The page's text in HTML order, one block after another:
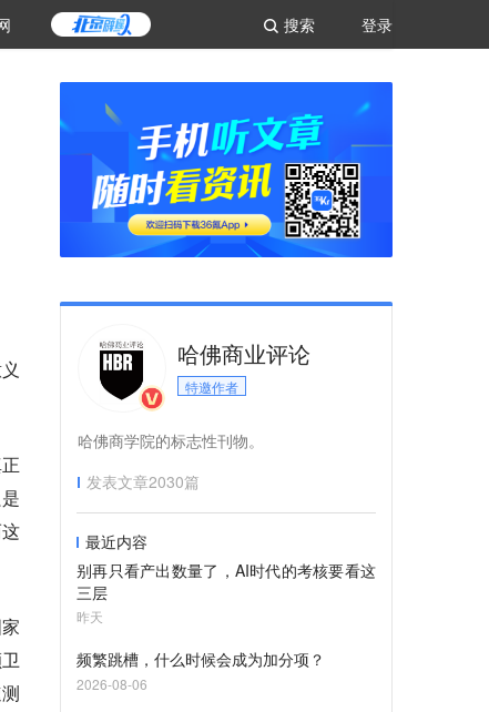
登录
搜索
哈佛商业评论
特邀作者
哈佛商学院的标志性刊物。
发表文章2030篇
最近内容
别再只看产出数量了，AI时代的考核要看这
三层
昨天
频繁跳槽，什么时候会成为加分项？
2026-08-06